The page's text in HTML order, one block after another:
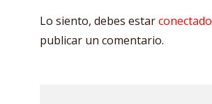
Lo siento, debes estarconectado
publicar un comentario.